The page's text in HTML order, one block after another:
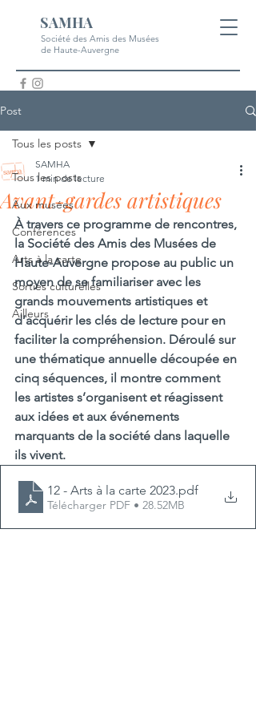
SAMHA
Société des Amis des Musées
de Haute-Auvergne
Post
Tous les posts
Aux musées
Conférences
Arts à la carte
Sorties culturelles
Ailleurs
Tous les posts
Avant-gardes artistiques
SAMHA
1 min de lecture
À travers ce programme de rencontres,
la Société des Amis des Musées de
Haute-Auvergne propose au public un
moyen de se familiariser avec les
grands mouvements artistiques et
d’acquérir les clés de lecture pour en
faciliter la compréhension. Déroulé sur
une thématique annuelle découpée en
cinq séquences, il montre comment
les artistes s’organisent et réagissent
aux idées et aux événements
marquants de la société dans laquelle
ils vivent.
12 - Arts à la carte 2023.pdf
Télécharger PDF • 28.52MB